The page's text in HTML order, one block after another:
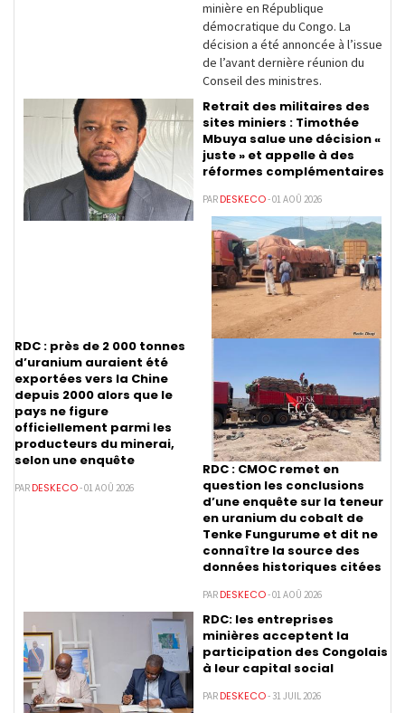
minière en République
démocratique du Congo. La
décision a été annoncée à l’issue
de l’avant dernière réunion du
Conseil des ministres.
Retrait des militaires des
sites miniers : Timothée
Mbuya salue une décision «
juste » et appelle à des
réformes complémentaires
PAR DESKECO- 01 AOÛ 2026
RDC : près de 2 000 tonnes
d’uranium auraient été
exportées vers la Chine
depuis 2000 alors que le
pays ne figure
officiellement parmi les
producteurs du minerai,
selon une enquête
PAR DESKECO- 01 AOÛ 2026
RDC : CMOC remet en
question les conclusions
d’une enquête sur la teneur
en uranium du cobalt de
Tenke Fungurume et dit ne
connaître la source des
données historiques citées
PAR DESKECO- 01 AOÛ 2026
RDC: les entreprises
minières acceptent la
participation des Congolais
à leur capital social
PAR DESKECO- 31 JUIL 2026